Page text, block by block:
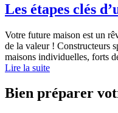
Les étapes clés
Votre future maison est un
de la valeur ! Constructeurs
maisons individuelles, forts
Lire la suite
Bien préparer